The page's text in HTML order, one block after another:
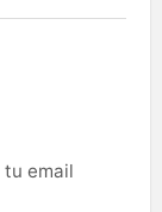
tu email